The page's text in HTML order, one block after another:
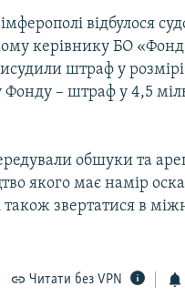
відбулося
керівнику БО
штраф у
Фонду – штраф у 4,5
обшуки та
якого має намір
також звертатися в
Читати без VPN